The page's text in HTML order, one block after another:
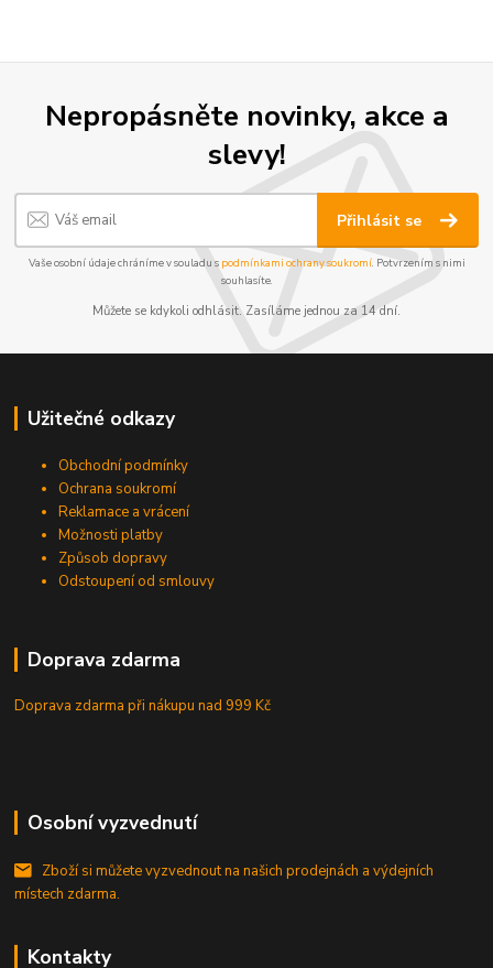
Nepropásněte novinky, akce a
slevy!
Přihlásit se
Vaše osobní údaje chráníme v souladu s podmínkami ochrany soukromí. Potvrzením s nimi
souhlasíte.
Můžete se kdykoli odhlásit. Zasíláme jednou za 14 dní.
Užitečné odkazy
Obchodní podmínky
Ochrana soukromí
Reklamace a vrácení
Možnosti platby
Způsob dopravy
Odstoupení od smlouvy
Doprava zdarma
Doprava zdarma při nákupunad 999 Kč
Osobní vyzvednutí
Zboží si můžete vyzvednout na našich prodejnách a výdejních
místech zdarma.
Kontakty